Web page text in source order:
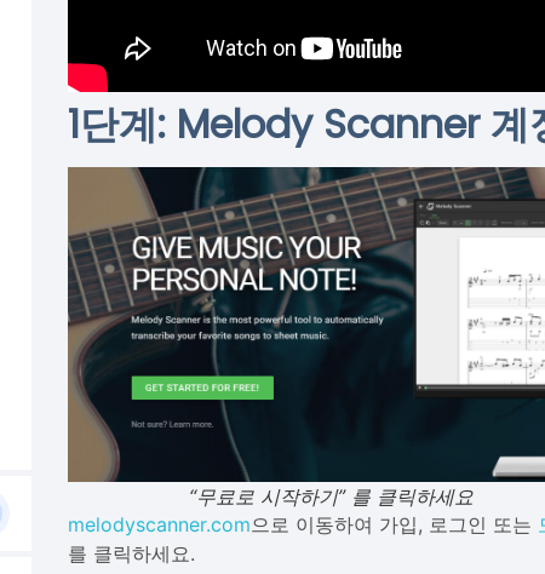
1단계: Melody Scanner 계
“무료로 시작하기” 를 클릭하세요
melodyscanner.com으로 이동하여 가입, 로그인 또는
를 클릭하세요.